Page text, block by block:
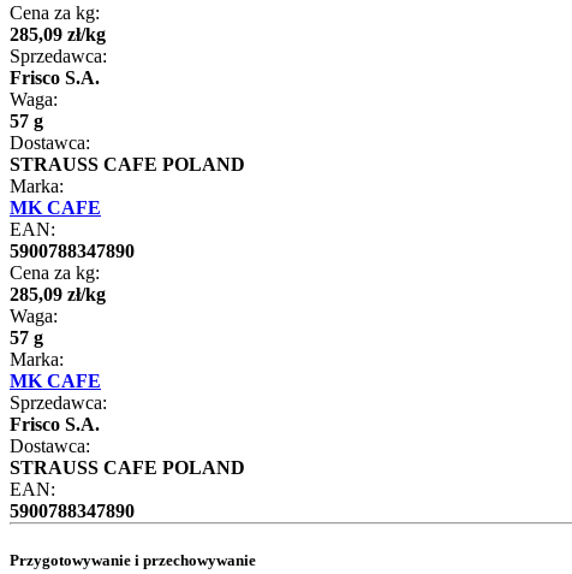
Cena za kg:
285,09 zł/kg
Sprzedawca:
Frisco S.A.
Waga:
57 g
Dostawca:
STRAUSS CAFE POLAND
Marka:
MK CAFE
EAN:
5900788347890
Cena za kg:
285,09 zł/kg
Waga:
57 g
Marka:
MK CAFE
Sprzedawca:
Frisco S.A.
Dostawca:
STRAUSS CAFE POLAND
EAN:
5900788347890
Przygotowywanie i przechowywanie